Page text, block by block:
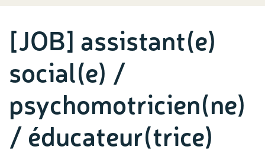
[JOB] assistant(e)
social(e) /
psychomotricien(ne)
/ éducateur(trice)